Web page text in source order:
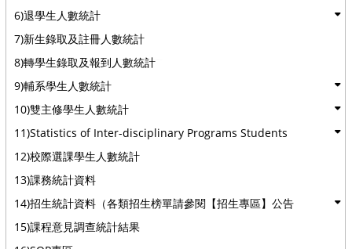
6)退學生人數統計
7)新生錄取及註冊人數統計
8)轉學生錄取及報到人數統計
9)輔系學生人數統計
10)雙主修學生人數統計
11)Statistics of Inter-disciplinary Programs Students
12)校際選課學生人數統計
13)課務統計資料
14)招生統計資料（各類招生榜單請參閱【招生專區】公告
15)課程意見調查統計結果